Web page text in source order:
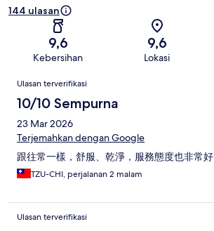
144 ulasan
9,6
Kebersihan
9,6
Lokasi
Ulasan
Ulasan terverifikasi
10/10 Sempurna
23 Mar 2026
Terjemahkan dengan Google
跟往常一樣，舒服、乾淨，服務態度也非常好
TZU-CHI, perjalanan 2 malam
Ulasan terverifikasi